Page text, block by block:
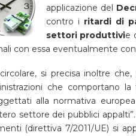
applicazione del
contro i ritardi di
settori produttivie
con essa eventualmente
si precisa inoltre
che comportano
alla normativa
settore dei pubblici
(direttiva 7/2011/UE) si